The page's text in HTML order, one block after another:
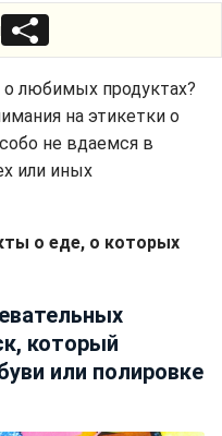
любимых продуктах?
на этикетки о
не вдаемся в
или иных
о еде, о которых
который
или полировке